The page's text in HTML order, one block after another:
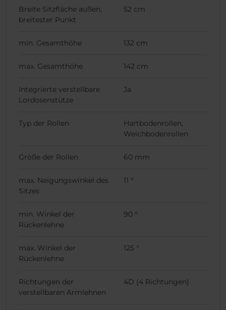
Breite Sitzfläche außen,
breitester Punkt
52 cm
min. Gesamthöhe 132 cm
max. Gesamthöhe 142 cm
Integrierte verstellbare
Lordosenstütze
Ja
Typ der Rollen
Hartbodenrollen,
Weichbodenrollen
Größe der Rollen 60 mm
max. Neigungswinkel des
Sitzes
11 °
min. Winkel der
Rückenlehne
90 °
max. Winkel der
Rückenlehne
125 °
Richtungen der
verstellbaren Armlehnen
4D (4 Richtungen)